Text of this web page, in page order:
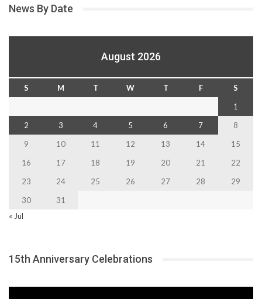
News By Date
August 2026
S M T W T F
S
1
2
3 4 5 6 7
8
9
10 11 12 13 14
15
16
17 18 19 20 21
22
23
24 25 26 27 28
29
30
31
« Jul
15th Anniversary Celebrations